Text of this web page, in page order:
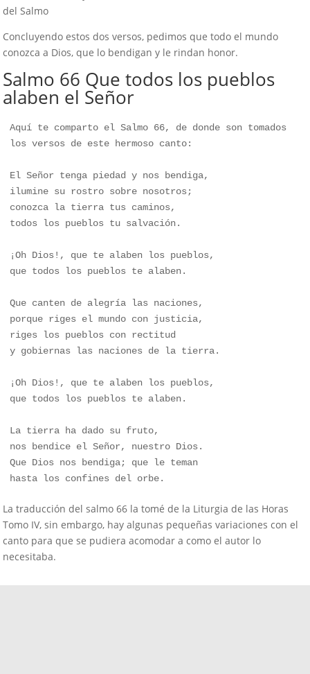
del Salmo
Concluyendo estos dos versos, pedimos que todo el mundo
conozca a Dios, que lo bendigan y le rindan honor.
Salmo 66 Que todos los pueblos
alaben el Señor
Aquí te comparto el Salmo 66, de donde son tomados
los versos de este hermoso canto:
El Señor tenga piedad y nos bendiga,
ilumine su rostro sobre nosotros;
conozca la tierra tus caminos,
todos los pueblos tu salvación.
¡Oh Dios!, que te alaben los pueblos,
que todos los pueblos te alaben.
Que canten de alegría las naciones,
porque riges el mundo con justicia,
riges los pueblos con rectitud
y gobiernas las naciones de la tierra.
¡Oh Dios!, que te alaben los pueblos,
que todos los pueblos te alaben.
La tierra ha dado su fruto,
nos bendice el Señor, nuestro Dios.
Que Dios nos bendiga; que le teman
hasta los confines del orbe.
La traducción del salmo 66 la tomé de la Liturgia de las Horas
Tomo IV, sin embargo, hay algunas pequeñas variaciones con el
canto para que se pudiera acomodar a como el autor lo
necesitaba.